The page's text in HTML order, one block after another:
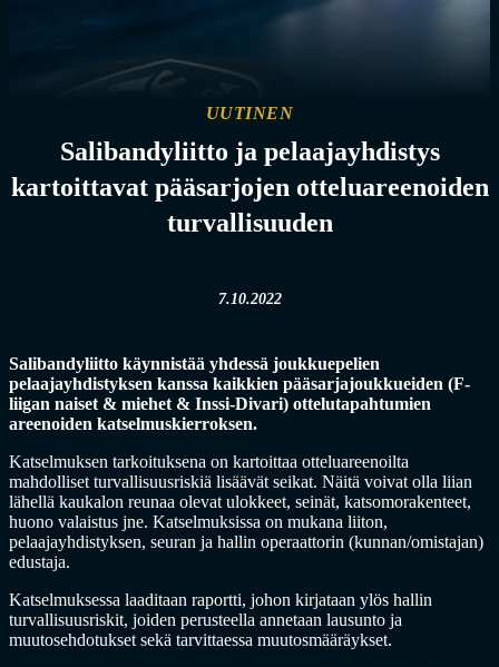
UUTINEN
Salibandyliitto ja pelaajayhdistys
kartoittavat pääsarjojen otteluareenoiden
turvallisuuden
7.10.2022
Salibandyliitto käynnistää yhdessä joukkuepelien
pelaajayhdistyksen kanssa kaikkien pääsarjajoukkueiden (F-
liigan naiset & miehet & Inssi-Divari) ottelutapahtumien
areenoiden katselmuskierroksen.
Katselmuksen tarkoituksena on kartoittaa otteluareenoilta
mahdolliset turvallisuusriskiä lisäävät seikat. Näitä voivat olla liian
lähellä kaukalon reunaa olevat ulokkeet, seinät, katsomorakenteet,
huono valaistus jne. Katselmuksissa on mukana liiton,
pelaajayhdistyksen, seuran ja hallin operaattorin (kunnan/omistajan)
edustaja.
Katselmuksessa laaditaan raportti, johon kirjataan ylös hallin
turvallisuusriskit, joiden perusteella annetaan lausunto ja
muutosehdotukset sekä tarvittaessa muutosmääräykset.